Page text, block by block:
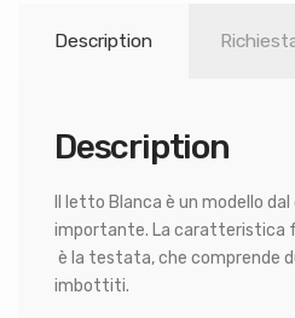
Description
Description
Il letto Blanca è un modello
importante. La caratteristica
è la testata, che comprende
imbottiti.